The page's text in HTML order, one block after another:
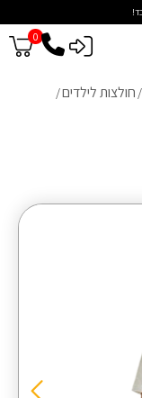
0
לסיטונאים
/ חולצות לילדים/